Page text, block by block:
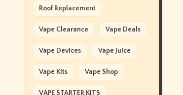
Roof Replacement
Vape Clearance Vape Deals
Vape Devices Vape Juice
Vape Kits Vape Shop
VAPE STARTER KITS